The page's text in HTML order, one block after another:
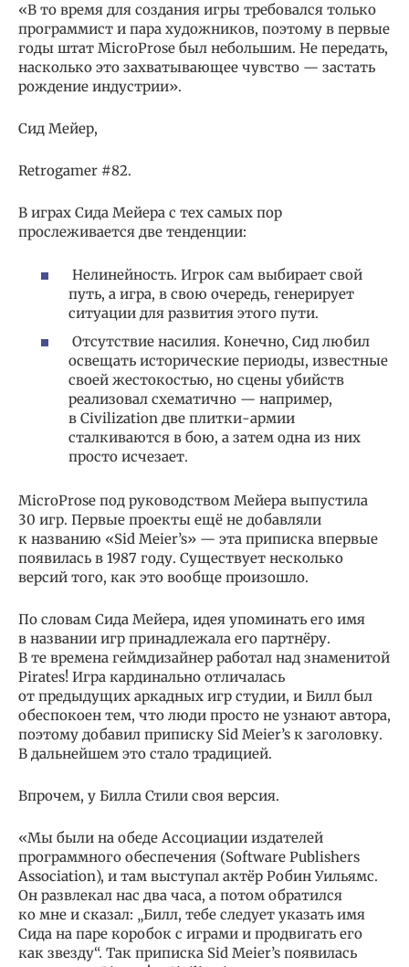
«В то время для создания игры требовался только
программист и пара художников, поэтому в первые
годы штат MicroProse был небольшим. Не передать,
насколько это захватывающее чувство — застать
рождение индустрии».
Сид Мейер,
Retrogamer #82.
В играх Сида Мейера с тех самых пор
прослеживается две тенденции:
Нелинейность. Игрок сам выбирает свой
путь, а игра, в свою очередь, генерирует
ситуации для развития этого пути.
Отсутствие насилия. Конечно, Сид любил
освещать исторические периоды, известные
своей жестокостью, но сцены убийств
реализовал схематично — например,
в Civilization две плитки-армии
сталкиваются в бою, а затем одна из них
просто исчезает.
MicroProse под руководством Мейера выпустила
30 игр. Первые проекты ещё не добавляли
к названию «Sid Meier’s» — эта приписка впервые
появилась в 1987 году. Существует несколько
версий того, как это вообще произошло.
По словам Сида Мейера, идея упоминать его имя
в названии игр принадлежала его партнёру.
В те времена геймдизайнер работал над знаменитой
Pirates! Игра кардинально отличалась
от предыдущих аркадных игр студии, и Билл был
обеспокоен тем, что люди просто не узнают автора,
поэтому добавил приписку Sid Meier’s к заголовку.
В дальнейшем это стало традицией.
Впрочем, у Билла Стили своя версия.
«Мы были на обеде Ассоциации издателей
программного обеспечения (Software Publishers
Association), и там выступал актёр Робин Уильямс.
Он развлекал нас два часа, а потом обратился
ко мне и сказал: „Билл, тебе следует указать имя
Сида на паре коробок с играми и продвигать его
как звезду“. Так приписка Sid Meier’s появилась